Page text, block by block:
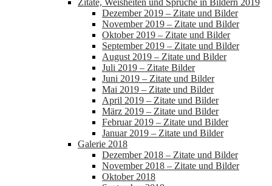
Dezember 2019 – Zitate und Bilder
November 2019 – Zitate und Bilder
Oktober 2019 – Zitate und Bilder
September 2019 – Zitate und Bilder
August 2019 – Zitate und Bilder
Juli 2019 – Zitate Bilder
Juni 2019 – Zitate und Bilder
Mai 2019 – Zitate und Bilder
April 2019 – Zitate und Bilder
März 2019 – Zitate und Bilder
Februar 2019 – Zitate und Bilder
Januar 2019 – Zitate und Bilder
Galerie 2018
Dezember 2018 – Zitate und Bilder
November 2018 – Zitate und Bilder
Oktober 2018